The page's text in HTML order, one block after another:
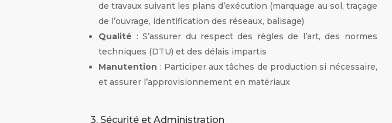
de travaux suivant les plans d’exécution (marquage au sol, traçage
de l’ouvrage, identification des réseaux, balisage)
Qualité : S’assurer du respect des règles de l’art, des normes
techniques (DTU) et des délais impartis
Manutention : Participer aux tâches de production si nécessaire,
et assurer l’approvisionnement en matériaux
3. Sécurité et Administration